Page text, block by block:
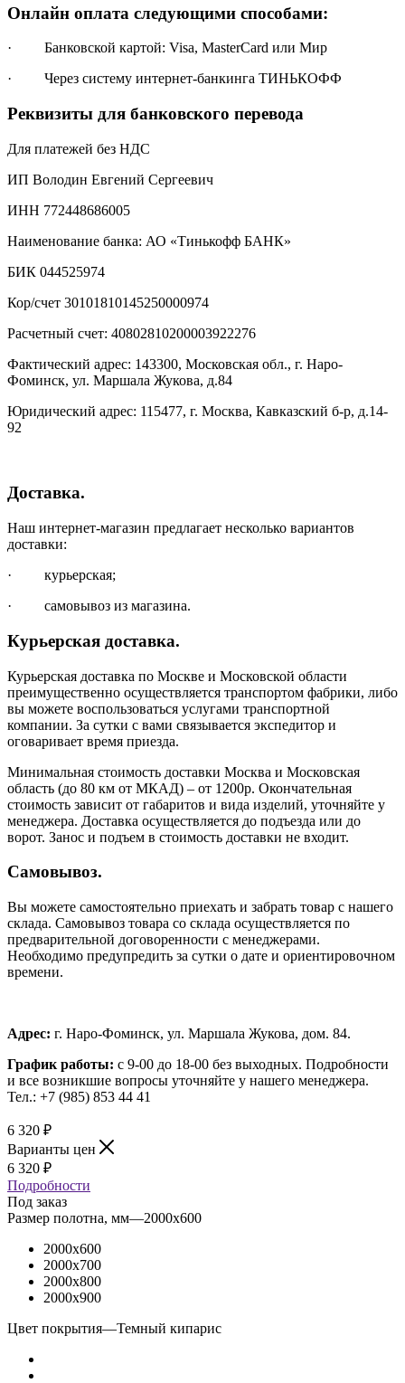
Онлайн оплата следующими способами:
· Банковской картой: Visa, MasterCard или Мир
· Через систему интернет-банкинга ТИНЬКОФФ
Реквизиты для банковского перевода
Для платежей без НДС
ИП Володин Евгений Сергеевич
ИНН 772448686005
Наименование банка: АО «Тинькофф БАНК»
БИК 044525974
Кор/счет 30101810145250000974
Расчетный счет: 40802810200003922276
Фактический адрес: 143300, Московская обл., г. Наро-
Фоминск, ул. Маршала Жукова, д.84
Юридический адрес: 115477, г. Москва, Кавказский б-р, д.14-
92
Доставка.
Наш интернет-магазин предлагает несколько вариантов
доставки:
· курьерская;
· самовывоз из магазина.
Курьерская доставка.
Курьерская доставка по Москве и Московской области
преимущественно осуществляется транспортом фабрики, либо
вы можете воспользоваться услугами транспортной
компании. За сутки с вами связывается экспедитор и
оговаривает время приезда.
Минимальная стоимость доставки Москва и Московская
область (до 80 км от МКАД) – от 1200р. Окончательная
стоимость зависит от габаритов и вида изделий, уточняйте у
менеджера. Доставка осуществляется до подъезда или до
ворот. Занос и подъем в стоимость доставки не входит.
Самовывоз.
Вы можете самостоятельно приехать и забрать товар с нашего
склада. Самовывоз товара со склада осуществляется по
предварительной договоренности с менеджерами.
Необходимо предупредить за сутки о дате и ориентировочном
времени.
Адрес: г. Наро-Фоминск, ул. Маршала Жукова, дом. 84.
График работы: с 9-00 до 18-00 без выходных. Подробности
и все возникшие вопросы уточняйте у нашего менеджера.
Тел.: +7 (985) 853 44 41
6 320 ₽
Варианты цен
6 320 ₽
Подробности
Под заказ
Размер полотна, мм—2000x600
2000x600
2000x700
2000x800
2000x900
Цвет покрытия—Темный кипарис